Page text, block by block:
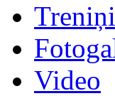
Treniņi
Video